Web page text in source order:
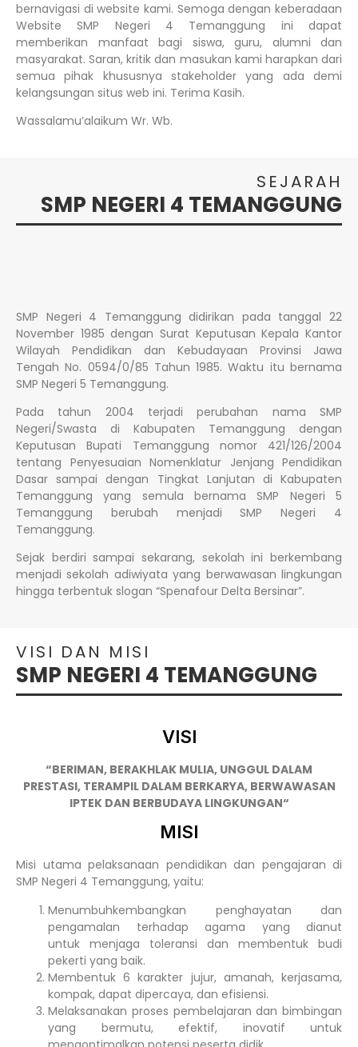
bernavigasi di website kami. Semoga dengan keberadaan
Website SMP Negeri 4 Temanggung ini dapat
memberikan manfaat bagi siswa, guru, alumni dan
masyarakat. Saran, kritik dan masukan kami harapkan dari
semua pihak khususnya stakeholder yang ada demi
kelangsungan situs web ini. Terima Kasih.
Wassalamu’alaikum Wr. Wb.
SEJARAH
SMP NEGERI 4 TEMANGGUNG
SMP Negeri 4 Temanggung didirikan pada tanggal 22
November 1985 dengan Surat Keputusan Kepala Kantor
Wilayah Pendidikan dan Kebudayaan Provinsi Jawa
Tengah No. 0594/0/85 Tahun 1985. Waktu itu bernama
SMP Negeri 5 Temanggung.
Pada tahun 2004 terjadi perubahan nama SMP
Negeri/Swasta di Kabupaten Temanggung dengan
Keputusan Bupati Temanggung nomor 421/126/2004
tentang Penyesuaian Nomenklatur Jenjang Pendidikan
Dasar sampai dengan Tingkat Lanjutan di Kabupaten
Temanggung yang semula bernama SMP Negeri 5
Temanggung berubah menjadi SMP Negeri 4
Temanggung.
Sejak berdiri sampai sekarang, sekolah ini berkembang
menjadi sekolah adiwiyata yang berwawasan lingkungan
hingga terbentuk slogan “Spenafour Delta Bersinar”.
VISI DAN MISI
SMP NEGERI 4 TEMANGGUNG
VISI
“BERIMAN, BERAKHLAK MULIA, UNGGUL DALAM
PRESTASI, TERAMPIL DALAM BERKARYA, BERWAWASAN
IPTEK DAN BERBUDAYA LINGKUNGAN“
MISI
Misi utama pelaksanaan pendidikan dan pengajaran di
SMP Negeri 4 Temanggung, yaitu:
Menumbuhkembangkan penghayatan dan
pengamalan terhadap agama yang dianut
untuk menjaga toleransi dan membentuk budi
pekerti yang baik.
Membentuk 6 karakter jujur, amanah, kerjasama,
kompak, dapat dipercaya, dan efisiensi.
Melaksanakan proses pembelajaran dan bimbingan
yang bermutu, efektif, inovatif untuk